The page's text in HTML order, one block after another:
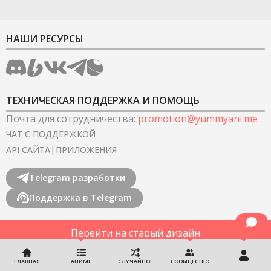
ГЛАВНАЯ АНИМЕ СЛУЧАЙНОЕ СООБЩЕСТВО
НАШИ РЕСУРСЫ
ТЕХНИЧЕСКАЯ ПОДДЕРЖКА И ПОМОЩЬ
Почта для сотрудничества: promotion@yummyani.me
ЧАТ С ПОДДЕРЖКОЙ
API САЙТА| ПРИЛОЖЕНИЯ
Telegram разработки
Поддержка в Telegram
Перейти на старый дизайн
©2022-2026YummyAnime.Все права защищены